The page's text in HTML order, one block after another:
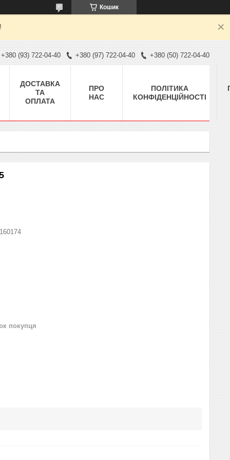
Кошик
+380 (93) 722-04-40 +380 (97) 722-04-40 +380 (50) 722-04-40
ДОСТАВКА
ТА
ОПЛАТА
ПРО
НАС
ПОЛІТИКА
КОНФІДЕНЦІЙНОСТІ
покупця